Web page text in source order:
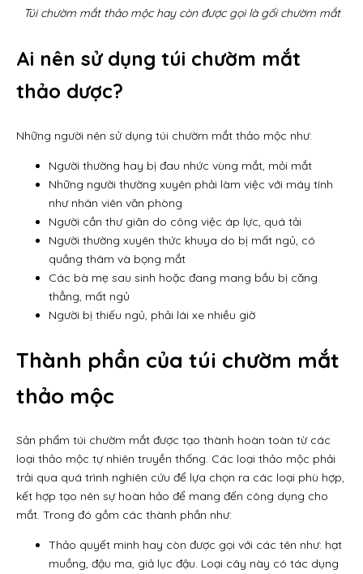
Túi chườm mắt thảo mộc hay còn được gọi là gối chườm mắt
Ai nên sử dụng túi chườm mắt
thảo dược?
Những người nên sử dụng túi chườm mắt thảo mộc như:
Người thường hay bị đau nhức vùng mắt, mỏi mắt
Những người thường xuyên phải làm việc với máy tính
như nhân viên văn phòng
Người cần thư giãn do công việc áp lực, quá tải
Người thường xuyên thức khuya do bị mất ngủ, có
quầng thâm và bọng mắt
Các bà mẹ sau sinh hoặc đang mang bầu bị căng
thẳng, mất ngủ
Người bị thiếu ngủ, phải lái xe nhiều giờ
Thành phần của túi chườm mắt
thảo mộc
Sản phẩm túi chườm mắt được tạo thành hoàn toàn từ các
loại thảo mộc tự nhiên truyền thống. Các loại thảo mộc phải
trải qua quá trình nghiên cứu để lựa chọn ra các loại phù hợp,
kết hợp tạo nên sự hoàn hảo để mang đến công dụng cho
mắt. Trong đó gồm các thành phần như:
Thảo quyết minh hay còn được gọi với các tên như: hạt
muồng, đậu ma, giả lục đậu. Loại cây này có tác dụng